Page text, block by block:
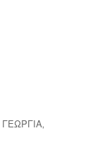
ΓΕΩΡΓΙΑ,